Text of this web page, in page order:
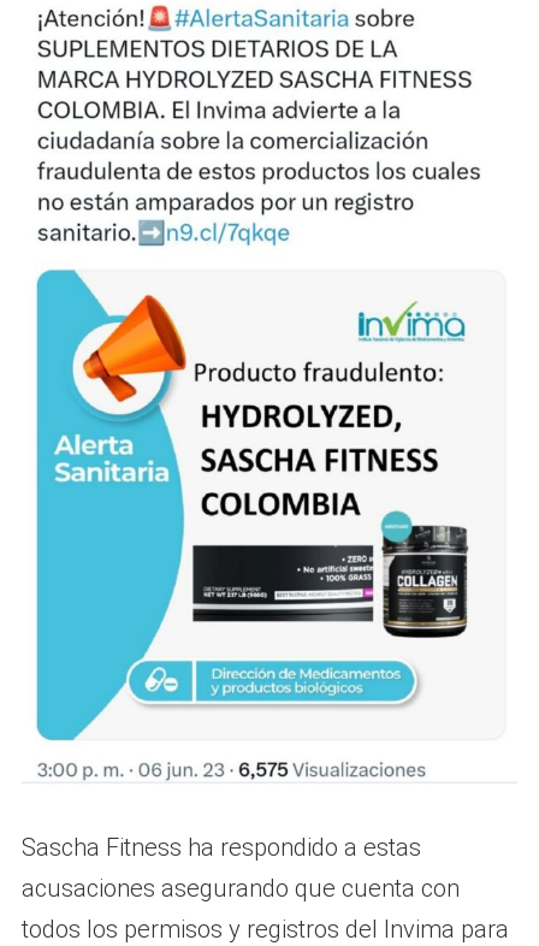
Sascha Fitness ha respondido a estas
acusaciones asegurando que cuenta con
todos los permisos y registros del Invima para